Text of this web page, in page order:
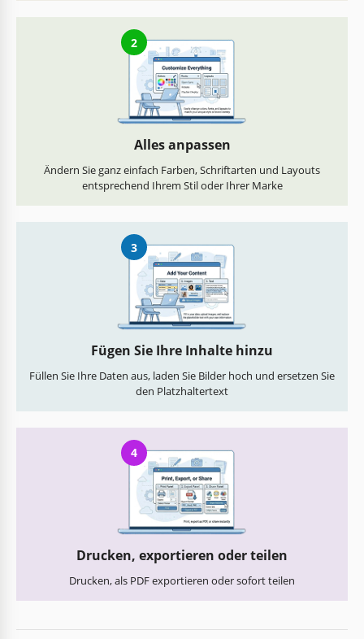
2
Alles anpassen
Ändern Sie ganz einfach Farben, Schriftarten und Layouts
entsprechend Ihrem Stil oder Ihrer Marke
3
Fügen Sie Ihre Inhalte hinzu
Füllen Sie Ihre Daten aus, laden Sie Bilder hoch und ersetzen Sie
den Platzhaltertext
4
Drucken, exportieren oder teilen
Drucken, als PDF exportieren oder sofort teilen